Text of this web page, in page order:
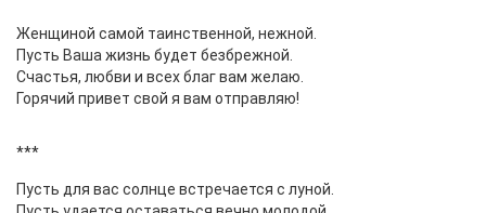
Женщиной самой таинственной, нежной.
Пусть Ваша жизнь будет безбрежной.
Счастья, любви и всех благ вам желаю.
Горячий привет свой я вам отправляю!
***
Пусть для вас солнце встречается с луной.